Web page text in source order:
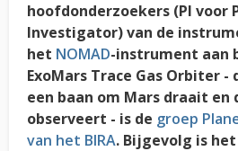
hoofdonderzoekers (PI voor
Investigator) van de
het NOMAD-instrument aan
ExoMars Trace Gas Orbiter
een baan om Mars draait en
observeert - is de groep
van het BIRA. Bijgevolg is